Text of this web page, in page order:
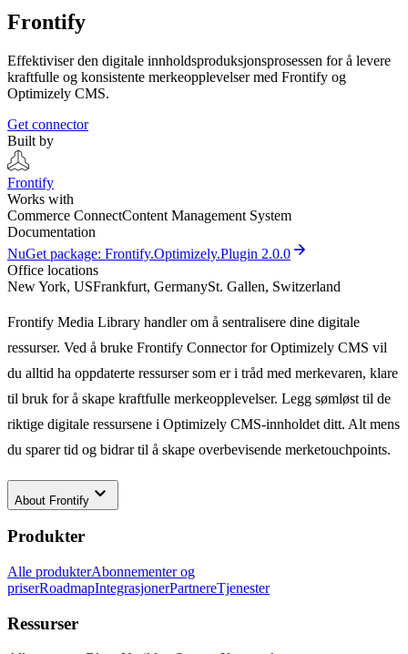
Frontify
Effektiviser den digitale innholdsproduksjonsprosessen for å levere
kraftfulle og konsistente merkeopplevelser med Frontify og
Optimizely CMS.
Get connector
Built by
Frontify
Works with
Commerce ConnectContent Management System
Documentation
NuGet package: Frontify.Optimizely.Plugin 2.0.0 arrow_forward
Office locations
New York, USFrankfurt, GermanySt. Gallen, Switzerland
Frontify Media Library handler om å sentralisere dine digitale
ressurser. Ved å bruke Frontify Connector for Optimizely CMS vil
du alltid ha oppdaterte ressurser som er i tråd med merkevaren, klare
til bruk for å skape kraftfulle merkeopplevelser. Legg sømløst til de
riktige digitale ressursene i Optimizely CMS-innholdet ditt. Alt mens
du sparer tid og bidrar til å skape overbevisende merketouchpoints.
About Frontify keyboard_arrow_down
Produkter
Alle produkterAbonnementer og
priserRoadmapIntegrasjonerPartnereTjenester
Ressurser